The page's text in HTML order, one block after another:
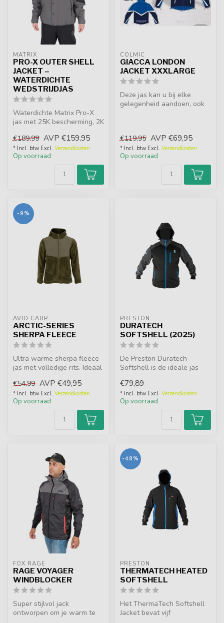
MATRIX
PRO-X OUTER SHELL
JACKET –
WATERDICHTE
WEDSTRIJDJAS
Waterdichte Matrix Pro-X
jas met 25K bescherming, 2K
korter...
€189,99 AVP €159,95
* Incl. btw Excl. Verzendkosten
Op voorraad
COLMIC
GIACCA LONDON
JACKET XXXLARGE
Deze jas kan u bij elke
gelegenheid aandoen, ook
€119,95 AVP €69,95
* Incl. btw Excl. Verzendkosten
Op voorraad
-9%
AVID CARP
ARCTIC-SERIES
SHERPA FLEECE
Ultra warme sherpa fleece
jas met volledige rits. Ideaal
€54,99 AVP €49,95
* Incl. btw Excl. Verzendkosten
Op voorraad
PRESTON
DURATECH
SOFTSHELL (2025)
De Preston Duratech
Softshell is de ideale jas
uits...
€79,89
* Incl. btw Excl. Verzendkosten
Op voorraad
FOX RAGE
RAGE VOYAGER
WINDBLOCKER
Super stijlvol jack
ontworpen om je warm te
-48%
PRESTON
THERMATECH HEATED
SOFTSHELL
Het ThermaTech Softshell
Jacket bevat vijf